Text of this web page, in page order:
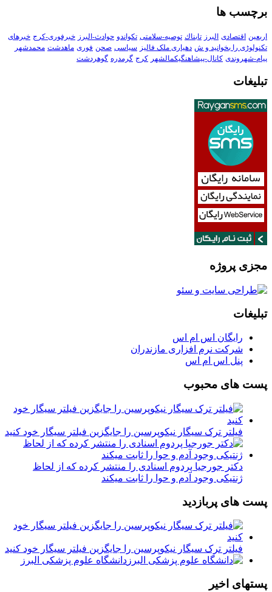
برچسب ها
اربعین اقتصادی البرز تابناك توصیه-سلامتی تکواندو حوادث-البرز خبرفوری-کرج خبرهای
تکنولوڑی را بخوانید و ش دهیاری ملک فالیز سیاسی صحن فوری ماهدشت محمدشهر
پیام-شهروندی کانال-پیشاهنگیکمالشهر کرج گرمدره گوهردشت
تبلیغات
مجزی پروژه
تبلیغات
رایگان اس ام اس
شرکت نرم افزاری مازندران
پنل اس ام اس
پست های محبوب
فیلتر ترک سیگار نیکوپرسین را جایگزین فیلتر سیگار خود کنید
دکتر جورجیا پردوم اسنادی را منتشر کرده که از لحاظ
ژنتیکی وجود آدم و حوا را ثابت میکند
پست های پربازدید
فیلتر ترک سیگار نیکوپرسین را جایگزین فیلتر سیگار خود کنید
دانشگاه علوم پزشکی البرز
پستهای اخیر